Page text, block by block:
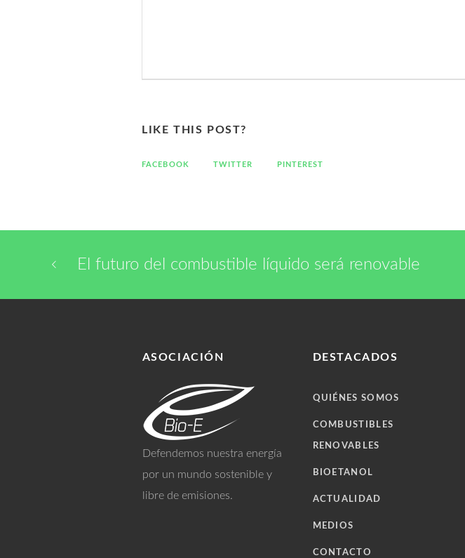
LIKE THIS POST?
FACEBOOK TWITTER PINTEREST
El futuro del combustible líquido será renovable
ASOCIACIÓN
Defendemos nuestra energía
por un mundo sostenible y
libre de emisiones.
DESTACADOS
QUIÉNES SOMOS
COMBUSTIBLES
RENOVABLES
BIOETANOL
ACTUALIDAD
MEDIOS
CONTACTO